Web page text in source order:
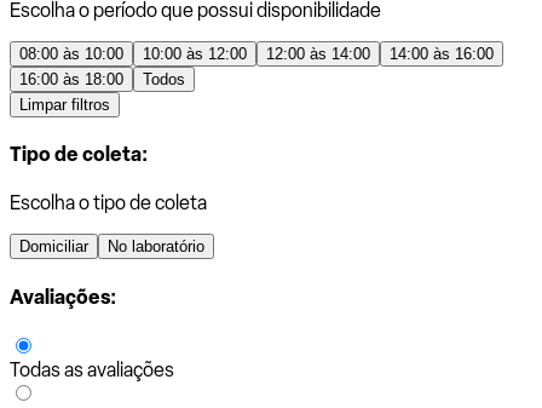
Escolha o período que possui disponibilidade
08:00 às 10:00 10:00 às 12:00 12:00 às 14:00
14:00 às 16:00
16:00 às 18:00
Todos
Limpar filtros
Tipo de coleta:
Escolha o tipo de coleta
Domiciliar No laboratório
Avaliações:
Todas as avaliações